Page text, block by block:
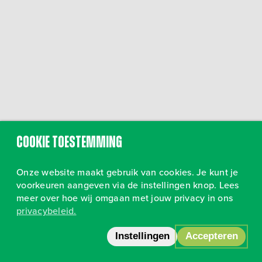
Volg ons op Instagram•Privacy
Cookie toestemming
Onze website maakt gebruik van cookies. Je kunt je
voorkeuren aangeven via de instellingen knop. Lees
meer over hoe wij omgaan met jouw privacy in ons
privacybeleid.
Instellingen Accepteren